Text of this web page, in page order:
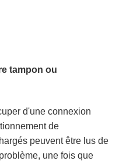
tampon ou
d'une connexion
de
peuvent être lus de
une fois que